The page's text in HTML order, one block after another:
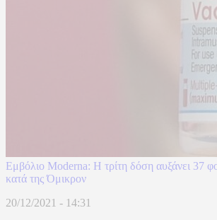
Εμβόλιο Moderna: Η τρίτη δόση αυξάνει 37
κατά της Όμικρον
20/12/2021 - 14:31